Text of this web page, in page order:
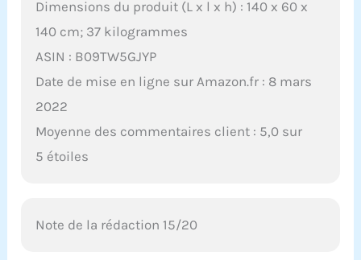
Dimensions du produit (L x l x h) : 140 x 60 x
140 cm; 37 kilogrammes
ASIN : B09TW5GJYP
Date de mise en ligne sur Amazon.fr : 8 mars
2022
Moyenne des commentaires client : 5,0 sur
5 étoiles
Note de la rédaction 15/20